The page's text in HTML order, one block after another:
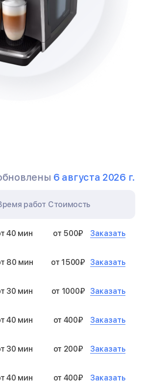
6 августа 2026 г.
работ Стоимость
40 мин от 500₽ Заказать
80 мин от 1500₽ Заказать
30 мин от 1000₽ Заказать
40 мин от 400₽ Заказать
30 мин от 200₽ Заказать
40 мин от 400₽ Заказать